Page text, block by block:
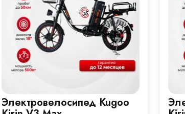
Электровелосипед Kugoo